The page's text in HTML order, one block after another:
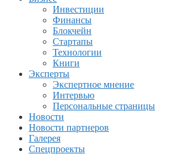
Инвестиции
Финансы
Блокчейн
Стартапы
Технологии
Книги
Эксперты
Экспертное мнение
Интервью
Персональные страницы
Новости
Новости партнеров
Галерея
Спецпроекты